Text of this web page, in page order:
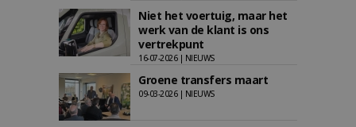
Niet het voertuig, maar het
werk van de klant is ons
vertrekpunt
16-07-2026 | NIEUWS
Groene transfers maart
09-03-2026 | NIEUWS